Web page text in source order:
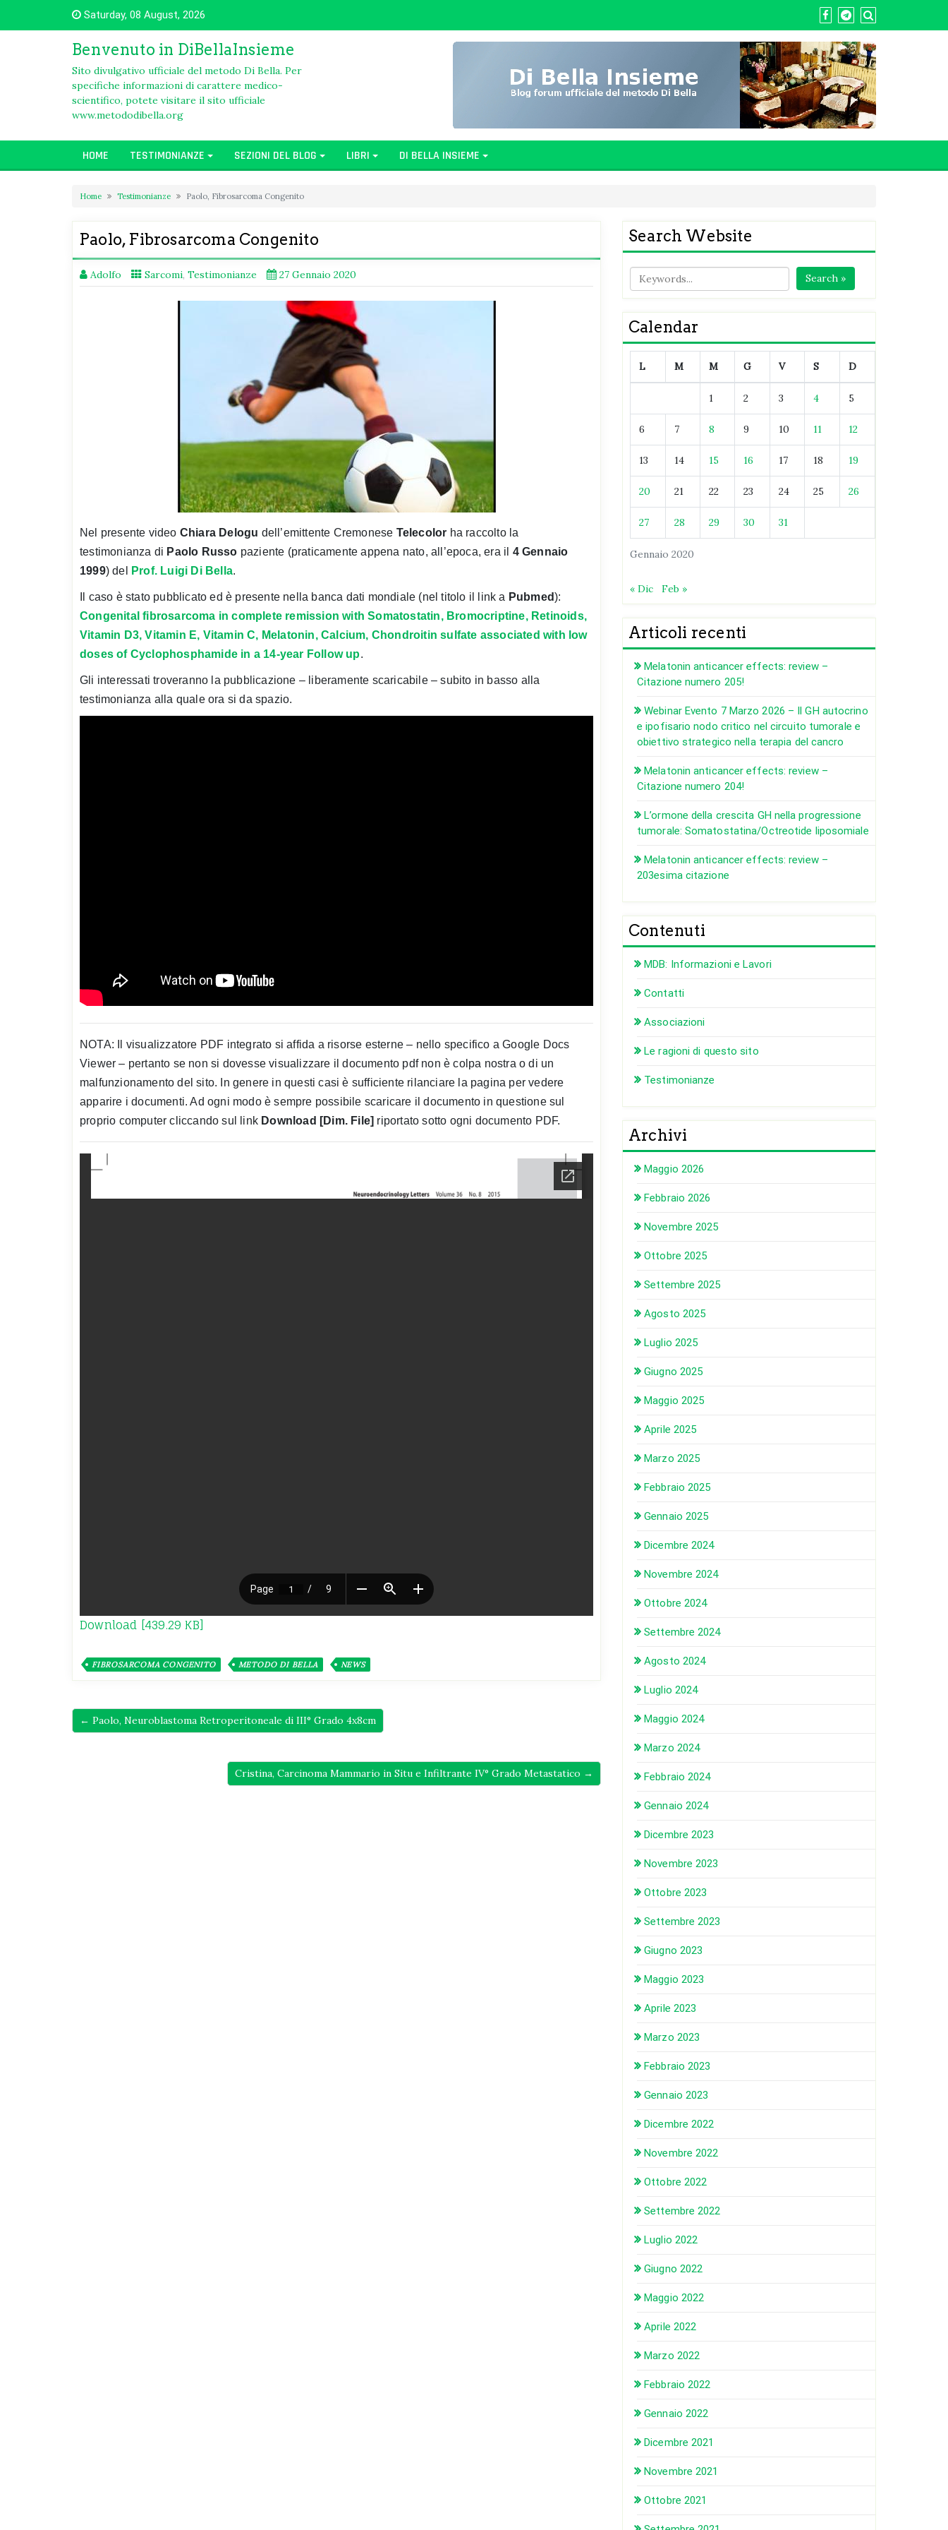
Saturday, 08 August, 2026
Benvenuto in DiBellaInsieme
Sito divulgativo ufficiale del metodo Di Bella. Per
specifiche informazioni di carattere medico-
scientifico, potete visitare il sito ufficiale
www.metododibella.org
HOME TESTIMONIANZE SEZIONI DEL BLOG LIBRI DI BELLA INSIEME
Home Testimonianze Paolo, Fibrosarcoma Congenito
Paolo, Fibrosarcoma Congenito
Adolfo Sarcomi, Testimonianze 27 Gennaio 2020
Nel presente video Chiara Delogu dell’emittente Cremonese Telecolor ha raccolto la
testimonianza di Paolo Russo paziente (praticamente appena nato, all’epoca, era il 4 Gennaio
1999) del Prof. Luigi Di Bella.
Il caso è stato pubblicato ed è presente nella banca dati mondiale (nel titolo il link a Pubmed):
Congenital fibrosarcoma in complete remission with Somatostatin, Bromocriptine, Retinoids,
Vitamin D3, Vitamin E, Vitamin C, Melatonin, Calcium, Chondroitin sulfate associated with low
doses of Cyclophosphamide in a 14-year Follow up.
Gli interessati troveranno la pubblicazione – liberamente scaricabile – subito in basso alla
testimonianza alla quale ora si da spazio.
NOTA: Il visualizzatore PDF integrato si affida a risorse esterne – nello specifico a Google Docs
Viewer – pertanto se non si dovesse visualizzare il documento pdf non è colpa nostra o di un
malfunzionamento del sito. In genere in questi casi è sufficiente rilanciare la pagina per vedere
apparire i documenti. Ad ogni modo è sempre possibile scaricare il documento in questione sul
proprio computer cliccando sul link Download [Dim. File] riportato sotto ogni documento PDF.
Download [439.29 KB]
FIBROSARCOMA CONGENITO METODO DI BELLA NEWS
← Paolo, Neuroblastoma Retroperitoneale di III° Grado 4x8cm
Cristina, Carcinoma Mammario in Situ e Infiltrante IV° Grado Metastatico →
Search Website
Search »
Calendar
Gennaio 2020
L M M G V S D
1 2 3 4 5
6 7 8 9 10 11 12
13 14 15 16 17 18 19
20 21 22 23 24 25 26
27 28 29 30 31
« Dic Feb »
Articoli recenti
Melatonin anticancer effects: review –
Citazione numero 205!
Webinar Evento 7 Marzo 2026 – Il GH autocrino
e ipofisario nodo critico nel circuito tumorale e
obiettivo strategico nella terapia del cancro
Melatonin anticancer effects: review –
Citazione numero 204!
L’ormone della crescita GH nella progressione
tumorale: Somatostatina/Octreotide liposomiale
Melatonin anticancer effects: review –
203esima citazione
Contenuti
MDB: Informazioni e Lavori
Contatti
Associazioni
Le ragioni di questo sito
Testimonianze
Archivi
Maggio 2026
Febbraio 2026
Novembre 2025
Ottobre 2025
Settembre 2025
Agosto 2025
Luglio 2025
Giugno 2025
Maggio 2025
Aprile 2025
Marzo 2025
Febbraio 2025
Gennaio 2025
Dicembre 2024
Novembre 2024
Ottobre 2024
Settembre 2024
Agosto 2024
Luglio 2024
Maggio 2024
Marzo 2024
Febbraio 2024
Gennaio 2024
Dicembre 2023
Novembre 2023
Ottobre 2023
Settembre 2023
Giugno 2023
Maggio 2023
Aprile 2023
Marzo 2023
Febbraio 2023
Gennaio 2023
Dicembre 2022
Novembre 2022
Ottobre 2022
Settembre 2022
Luglio 2022
Giugno 2022
Maggio 2022
Aprile 2022
Marzo 2022
Febbraio 2022
Gennaio 2022
Dicembre 2021
Novembre 2021
Ottobre 2021